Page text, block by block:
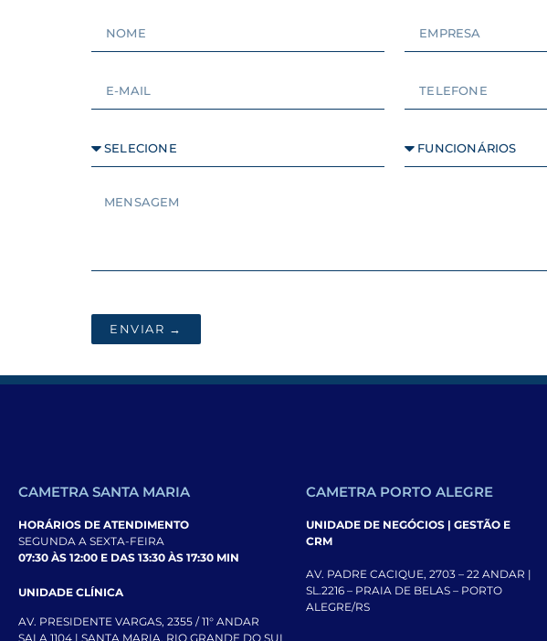
ENVIAR →
CAMETRA SANTA MARIA
HORÁRIOS DE ATENDIMENTO
SEGUNDA A SEXTA-FEIRA
07:30 ÀS 12:00 E DAS 13:30 ÀS 17:30 MIN
UNIDADE CLÍNICA
AV. PRESIDENTE VARGAS, 2355 / 11° ANDAR
SALA 1104 | SANTA MARIA, RIO GRANDE DO SUL
CAMETRA PORTO ALEGRE
UNIDADE DE NEGÓCIOS | GESTÃO E
CRM
AV. PADRE CACIQUE, 2703 – 22 ANDAR |
SL.2216 – PRAIA DE BELAS – PORTO
ALEGRE/RS